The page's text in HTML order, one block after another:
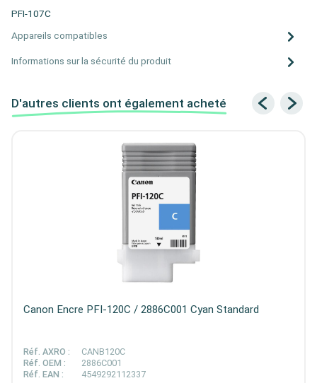
PFI-107C
Appareils compatibles
Informations sur la sécurité du produit
D'autres clients ont également acheté
Canon Encre PFI-120C / 2886C001 Cyan Standard
Réf. AXRO :
CANB120C
Réf. OEM :
2886C001
Réf. EAN :
4549292112337